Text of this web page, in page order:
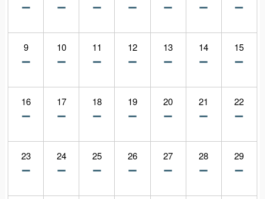
9 10 11 12 13 14 15
16 17 18 19 20 21 22
23 24 25 26 27 28 29